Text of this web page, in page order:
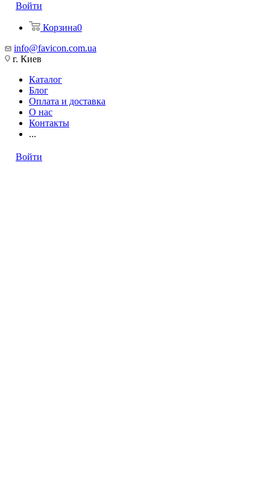
Войти
Корзина0
info@favicon.com.ua
г. Киев
Каталог
Блог
Оплата и доставка
О нас
Контакты
...
Войти